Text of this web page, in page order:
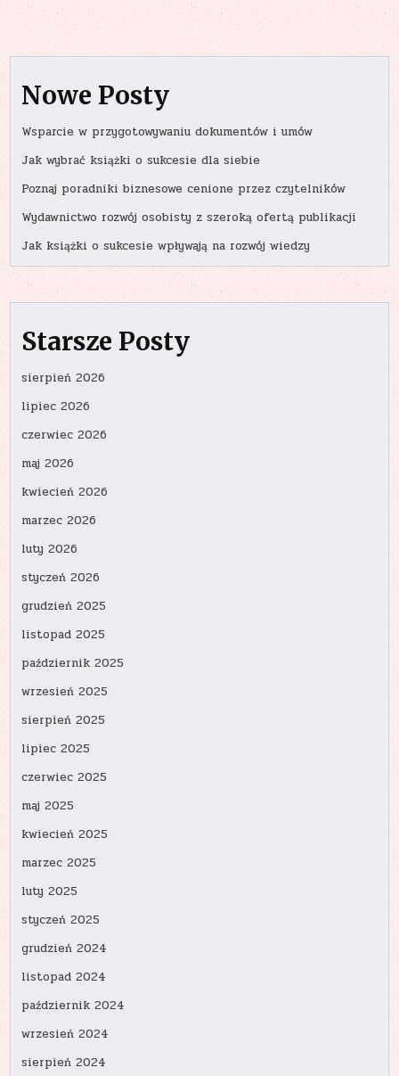
Nowe Posty
Wsparcie w przygotowywaniu dokumentów i umów
Jak wybrać książki o sukcesie dla siebie
Poznaj poradniki biznesowe cenione przez czytelników
Wydawnictwo rozwój osobisty z szeroką ofertą publikacji
Jak książki o sukcesie wpływają na rozwój wiedzy
Starsze Posty
sierpień 2026
lipiec 2026
czerwiec 2026
maj 2026
kwiecień 2026
marzec 2026
luty 2026
styczeń 2026
grudzień 2025
listopad 2025
październik 2025
wrzesień 2025
sierpień 2025
lipiec 2025
czerwiec 2025
maj 2025
kwiecień 2025
marzec 2025
luty 2025
styczeń 2025
grudzień 2024
listopad 2024
październik 2024
wrzesień 2024
sierpień 2024